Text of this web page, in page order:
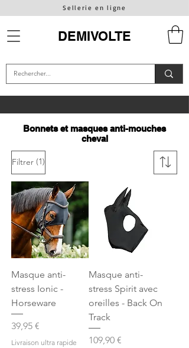
Sellerie en ligne
DEMIVOLTE
Bonnets et masques anti-mouches
cheval
Filtrer (1)
Masque anti-
stress Ionic -
Horseware
Prix
39,95 €
Livraison ultra rapide
Masque anti-
stress Spirit avec
oreilles - Back On
Track
Prix
109,90 €